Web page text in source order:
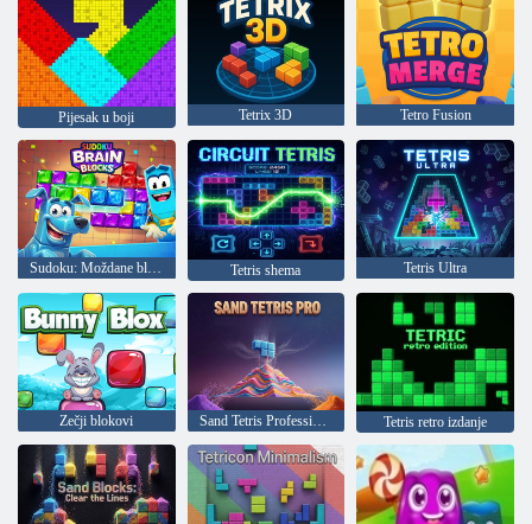
Pijesak u boji Tetrix 3D Tetro Fusion
Sudoku: Moždane blokade Tetris shema Tetris Ultra
Zečji blokovi Sand Tetris Professional Tetris retro izdanje